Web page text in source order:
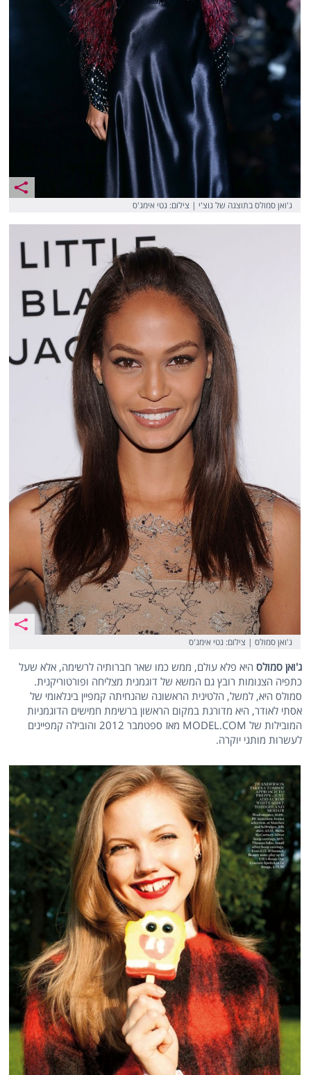
ג'ואן סמולס בתוצגה של גוצ'י | צילום: גטי אימג'ס
ג'ואן סמולס | צילום: גטי אימג'ס
ג'ואן סמולס היא פלא עולם, ממש כמו שאר חברותיה לרשימה, אלא שעל
כתפיה הצנומות רובץ גם המשא של דוגמנית מצליחה ופורטוריקנית.
סמולס היא, למשל, הלטינית הראשונה שהנחיתה קמפיין בינלאומי של
אסתי לאודר, היא מדורגת במקום הראשון ברשימת חמישים הדוגמניות
המובילות של MODEL.COM מאז ספטמבר 2012 והובילה קמפיינים
לעשרות מותגי יוקרה.